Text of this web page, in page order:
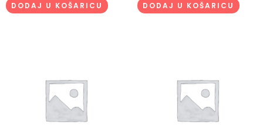
DODAJ U KOŠARICU DODAJ U KOŠARICU